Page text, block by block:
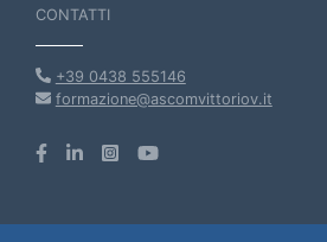
CONTATTI
+39 0438 555146
formazione@ascomvittoriov.it